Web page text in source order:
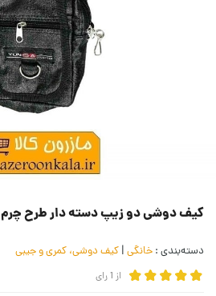
کیف دوشی دو زیپ دسته دار طرح چرم HKF-004
دسته‌بندی : خانگی | کیف دوشی، کمری و جیبی
از 1رای